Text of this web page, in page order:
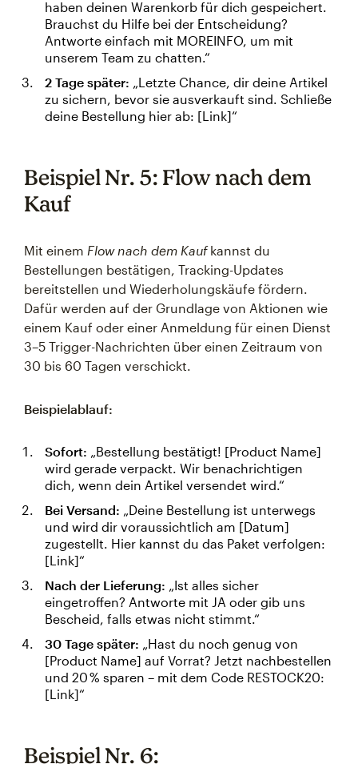
haben deinen Warenkorb für dich gespeichert.
Brauchst du Hilfe bei der Entscheidung?
Antworte einfach mit MOREINFO, um mit
unserem Team zu chatten.“
2 Tage später: „Letzte Chance, dir deine Artikel
zu sichern, bevor sie ausverkauft sind. Schließe
deine Bestellung hier ab: [Link]“
Beispiel Nr. 5: Flow nach dem
Kauf
Mit einem Flow nach dem Kaufkannst du
Bestellungen bestätigen, Tracking-Updates
bereitstellen und Wiederholungskäufe fördern.
Dafür werden auf der Grundlage von Aktionen wie
einem Kauf oder einer Anmeldung für einen Dienst
3–5 Trigger-Nachrichten über einen Zeitraum von
30 bis 60 Tagen verschickt.
Beispielablauf:
Sofort: „Bestellung bestätigt! [Product Name]
wird gerade verpackt. Wir benachrichtigen
dich, wenn dein Artikel versendet wird.“
Bei Versand: „Deine Bestellung ist unterwegs
und wird dir voraussichtlich am [Datum]
zugestellt. Hier kannst du das Paket verfolgen:
[Link]“
Nach der Lieferung: „Ist alles sicher
eingetroffen? Antworte mit JA oder gib uns
Bescheid, falls etwas nicht stimmt.“
30 Tage später: „Hast du noch genug von
[Product Name] auf Vorrat? Jetzt nachbestellen
und 20 % sparen – mit dem Code RESTOCK20:
[Link]“
Beispiel Nr. 6: